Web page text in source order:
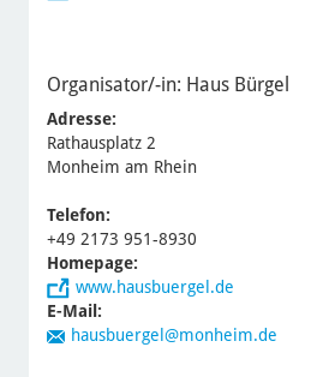
Organisator/-in: Haus Bürgel
Adresse:
Rathausplatz 2
Monheim am Rhein
Telefon:
+49 2173 951-8930
Homepage:
www.hausbuergel.de
E-Mail:
hausbuergel@monheim.de